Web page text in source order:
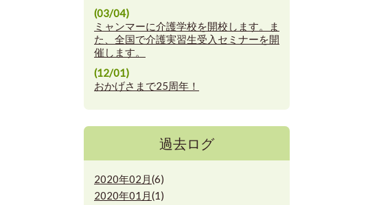
(03/04)
ミャンマーに介護学校を開校します。ま
た、全国で介護実習生受入セミナーを開
催します。
(12/01)
おかげさまで25周年！
過去ログ
2020年02月(6)
2020年01月(1)